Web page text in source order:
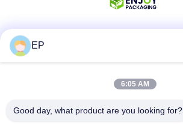
Быстрый контакт
EP
6:05 AM
Good day, what product are you looking for?